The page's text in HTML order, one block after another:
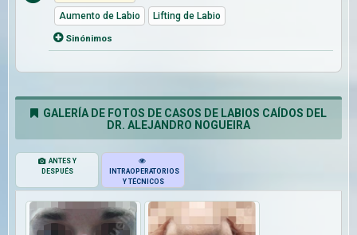
Aumento de Labio
Lifting de Labio
Sinónimos
GALERÍA DE FOTOS DE CASOS DE LABIOS CAÍDOS DEL
DR. ALEJANDRO NOGUEIRA
ANTES Y
DESPUÉS
INTRAOPERATORIOS
Y TÉCNICOS